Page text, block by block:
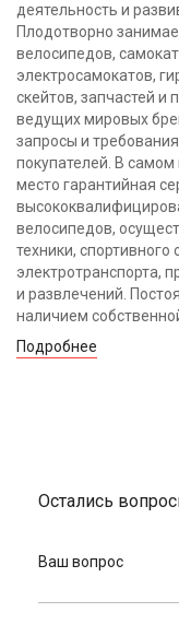
деятельность и
Плодотворно
велосипедов,
электросамокатов,
скейтов, запчастей и
ведущих мировых
запросы и
покупателей. В
место гарантийная
велосипедов,
техники, спортивного
электротранспорта,
и развлечений.
наличием
Подробнее
Остались
Ваш вопрос